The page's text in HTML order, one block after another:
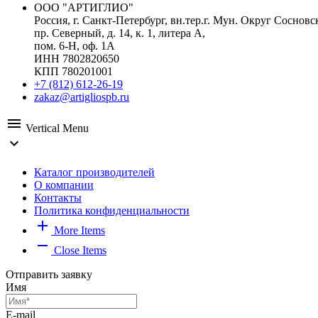
ООО "АРТИГЛИО"
Россия, г. Санкт-Петербург, вн.тер.г. Мун. Округ
пр. Северный, д. 14, к. 1, литера А,
пом. 6-Н, оф. 1А
ИНН 7802820650
КПП 780201001
+7 (812) 612-26-19
zakaz@artigliospb.ru
menu Vertical Menu
expand_more
Каталог производителей
О компании
Контакты
Политика конфиденциальности
add More Items
remove Close Items
Отправить заявку
Имя
E-mail